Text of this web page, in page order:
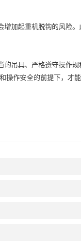
加起重机脱钩的风险。
具、严格遵守操作规
作安全的前提下，才